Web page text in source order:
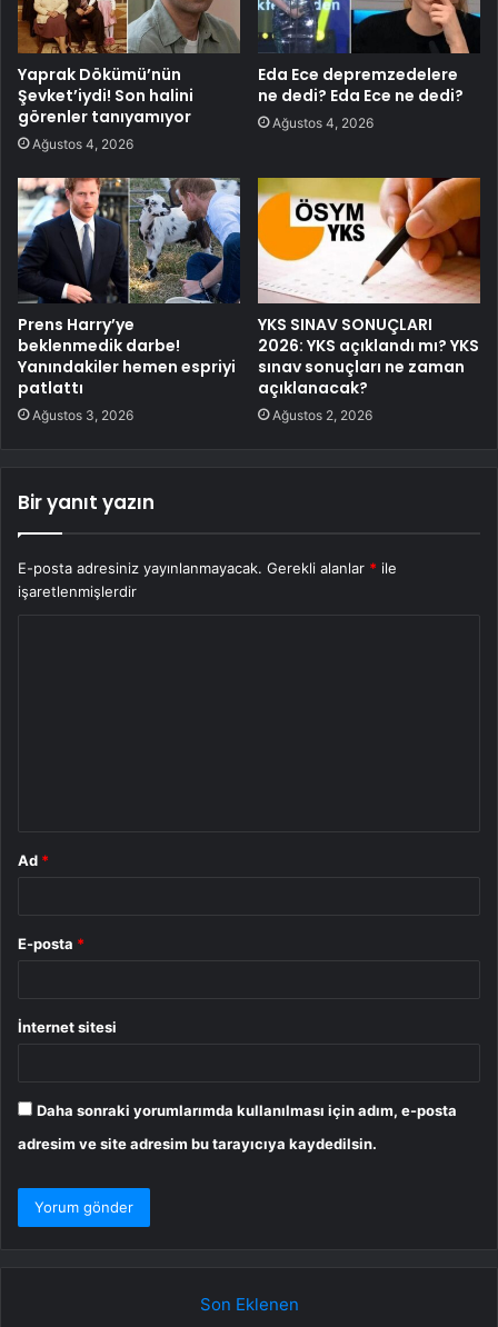
Yaprak Dökümü’nün
Şevket’iydi! Son halini
görenler tanıyamıyor
Ağustos 4, 2026
Eda Ece depremzedelere
ne dedi? Eda Ece ne dedi?
Ağustos 4, 2026
Prens Harry’ye
beklenmedik darbe!
Yanındakiler hemen espriyi
patlattı
Ağustos 3, 2026
YKS SINAV SONUÇLARI
2026: YKS açıklandı mı? YKS
sınav sonuçları ne zaman
açıklanacak?
Ağustos 2, 2026
Bir yanıt yazın
E-posta adresiniz yayınlanmayacak. Gerekli alanlar * ile
işaretlenmişlerdir
Ad *
E-posta *
İnternet sitesi
Daha sonraki yorumlarımda kullanılması için adım, e-posta
adresim ve site adresim bu tarayıcıya kaydedilsin.
Son Eklenen